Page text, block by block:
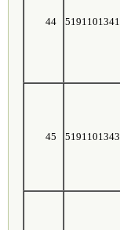
44 5191101341
45 5191101343